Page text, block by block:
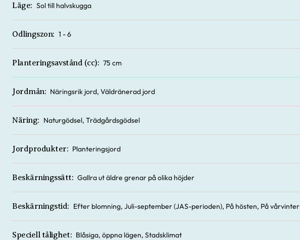
Läge: Sol till halvskugga
Odlingszon: 1 - 6
Planteringsavstånd (cc): 75 cm
Jordmån: Näringsrik jord, Väldränerad jord
Näring: Naturgödsel, Trädgårdsgödsel
Jordprodukter: Planteringsjord
Beskärningssätt: Gallra ut äldre grenar på olika höjder
Beskärningstid: Efter blomning, Juli-september (JAS-perioden), På hösten, På
Speciell tålighet: Blåsiga, öppna lägen, Stadsklimat